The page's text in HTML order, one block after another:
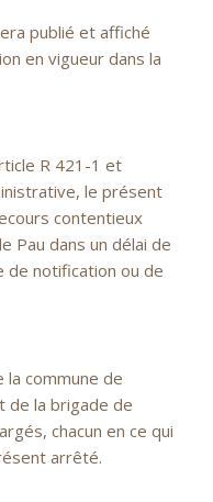
publié et affiché
en vigueur dans la
R 421-1 et
le présent
contentieux
Pau dans un délai de
de notification ou de
la commune de
de la brigade de
chacun en ce qui
arrêté.